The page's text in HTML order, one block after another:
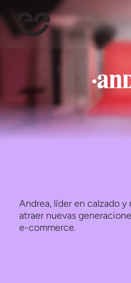
Andrea, líder en calzado y
atraer nuevas
e-commerce.